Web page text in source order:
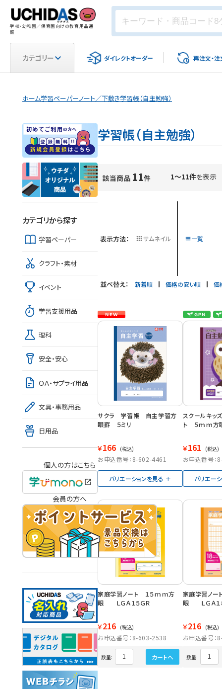
学校・幼稚園／保育園向けの教育用品通
販
カテゴリー ダイレクトオーダー 再注文・注
ホーム学習ペーパーノート／下敷き学習帳（自主勉強）
学習帳（自主勉強）
該当商品 11件 1～11件を表示
表示方法： サムネイル 一覧
並べ替え： 新着順 価格の安い順 価
サクラ 学習帳 自主学習方
眼罫 ５ミリ
￥166 (税込)
お申込番号：8-602-4461
バリエーションを見る
スクールキ
ト ５ｍｍ方
￥161 (税込)
お申込番号
バリエー
家庭学習ノート １５ｍｍ方
眼 ＬＧＡ１５ＧＲ
￥216 (税込)
お申込番号：8-603-2538
数量: カートへ
家庭学習ノ
眼 ＬＧＡ１
￥216 (税込)
お申込番号
数量:
カテゴリから探す
学習ペーパー
クラフト・素材
イベント
学習支援用品
理科
安全・安心
ＯＡ・サプライ用品
文具・事務用品
日用品
個人の方はこちら
会員の方へ